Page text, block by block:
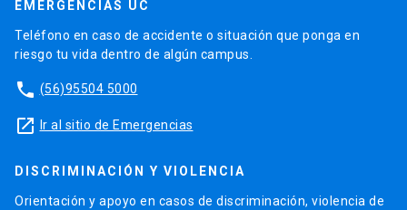
EMERGENCIAS UC
Teléfono en caso de accidente o situación que ponga en
riesgo tu vida dentro de algún campus.
phone (56)95504 5000
launch Ir al sitio de Emergencias
DISCRIMINACIÓN Y VIOLENCIA
Orientación y apoyo en casos de discriminación, violencia de